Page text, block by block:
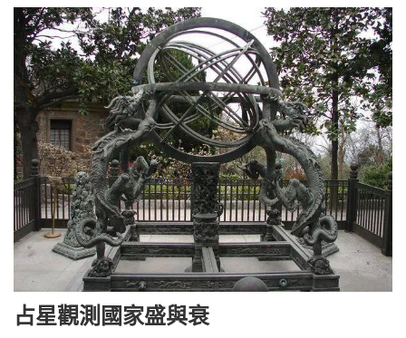
占星觀測國家盛與衰